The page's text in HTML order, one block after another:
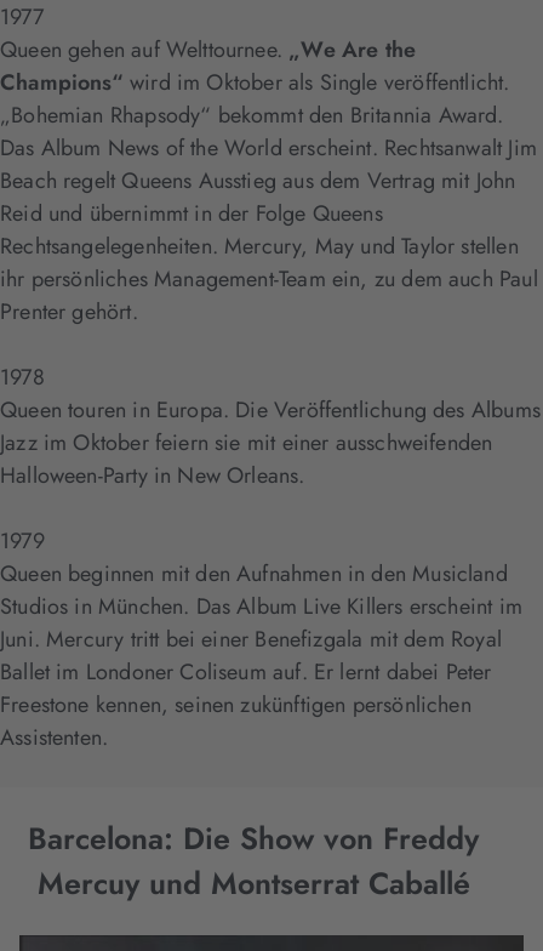
1977
Queen gehen auf Welttournee. „We Are the
Champions“ wird im Oktober als Single veröffentlicht.
„Bohemian Rhapsody“ bekommt den Britannia Award.
Das Album News of the World erscheint. Rechtsanwalt Jim
Beach regelt Queens Ausstieg aus dem Vertrag mit John
Reid und übernimmt in der Folge Queens
Rechtsangelegenheiten. Mercury, May und Taylor stellen
ihr persönliches Management-Team ein, zu dem auch Paul
Prenter gehört.
1978
Queen touren in Europa. Die Veröffentlichung des Albums
Jazz im Oktober feiern sie mit einer ausschweifenden
Halloween-Party in New Orleans.
1979
Queen beginnen mit den Aufnahmen in den Musicland
Studios in München. Das Album Live Killers erscheint im
Juni. Mercury tritt bei einer Benefizgala mit dem Royal
Ballet im Londoner Coliseum auf. Er lernt dabei Peter
Freestone kennen, seinen zukünftigen persönlichen
Assistenten.
Barcelona: Die Show von Freddy
Mercuy und Montserrat Caballé